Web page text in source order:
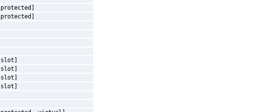
[protected]
[protected]
[slot]
[slot]
[slot]
[slot]